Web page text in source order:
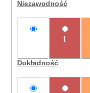
Niezawodność
1
Dokładność